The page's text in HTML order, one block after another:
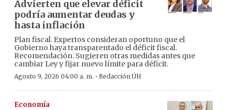
Advierten que elevar déficit
podría aumentar deudas y
hasta inflación
Plan fiscal. Expertos consideran oportuno que el
Gobierno haya transparentado el déficit fiscal.
Recomendación. Sugieren otras medidas antes que
cambiar Ley y fijar nuevo límite para déficit.
Agosto 9, 2026 04:00 a. m. · Redacción ÚH
Economía